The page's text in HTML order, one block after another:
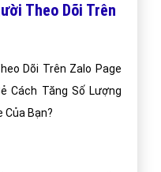
Theo Dõi Trên
Dõi Trên Zalo Page
Cách Tăng Số Lượng
Của Bạn?